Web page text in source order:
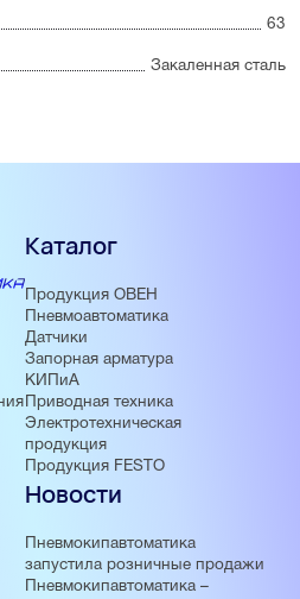
63
Закаленная сталь
Каталог
Продукция ОВЕН
Пневмоавтоматика
Датчики
Запорная арматура
КИПиА
Приводная техника
Электротехническая
продукция
Продукция FESTO
Новости
Пневмокипавтоматика
запустила розничные продажи
Пневмокипавтоматика –